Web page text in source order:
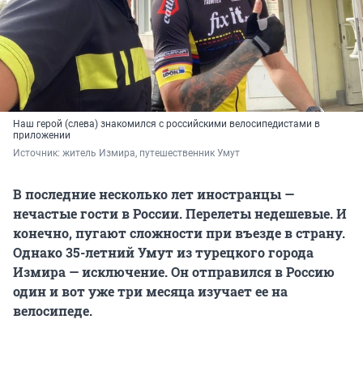
Наш герой (слева) знакомился с российскими велосипедистами в
приложении
Источник: житель Измира, путешественник Умут
В последние несколько лет иностранцы —
нечастые гости в России. Перелеты недешевые. И
конечно, пугают сложности при въезде в страну.
Однако 35-летний Умут из турецкого города
Измира — исключение. Он отправился в Россию
один и вот уже три месяца изучает ее на
велосипеде.